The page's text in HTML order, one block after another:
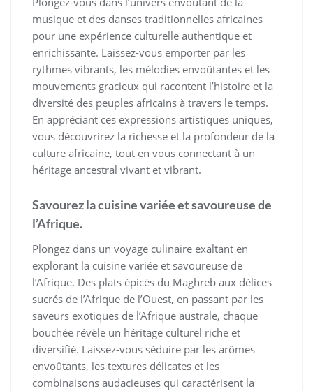
musique et des danses traditionnelles africaines
pour une expérience culturelle authentique et
enrichissante. Laissez-vous emporter par les
rythmes vibrants, les mélodies envoûtantes et les
mouvements gracieux qui racontent l’histoire et la
diversité des peuples africains à travers le temps.
En appréciant ces expressions artistiques uniques,
vous découvrirez la richesse et la profondeur de la
culture africaine, tout en vous connectant à un
héritage ancestral vivant et vibrant.
Savourez la cuisine variée et savoureuse de
l’Afrique.
Plongez dans un voyage culinaire exaltant en
explorant la cuisine variée et savoureuse de
l’Afrique. Des plats épicés du Maghreb aux délices
sucrés de l’Afrique de l’Ouest, en passant par les
saveurs exotiques de l’Afrique australe, chaque
bouchée révèle un héritage culturel riche et
diversifié. Laissez-vous séduire par les arômes
envoûtants, les textures délicates et les
combinaisons audacieuses qui caractérisent la